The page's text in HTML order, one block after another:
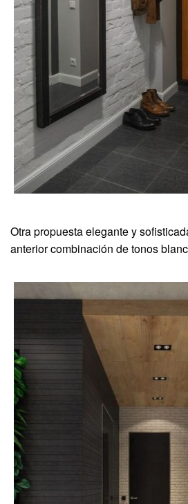
Otra propuesta elegante y
anterior combinación de tonos